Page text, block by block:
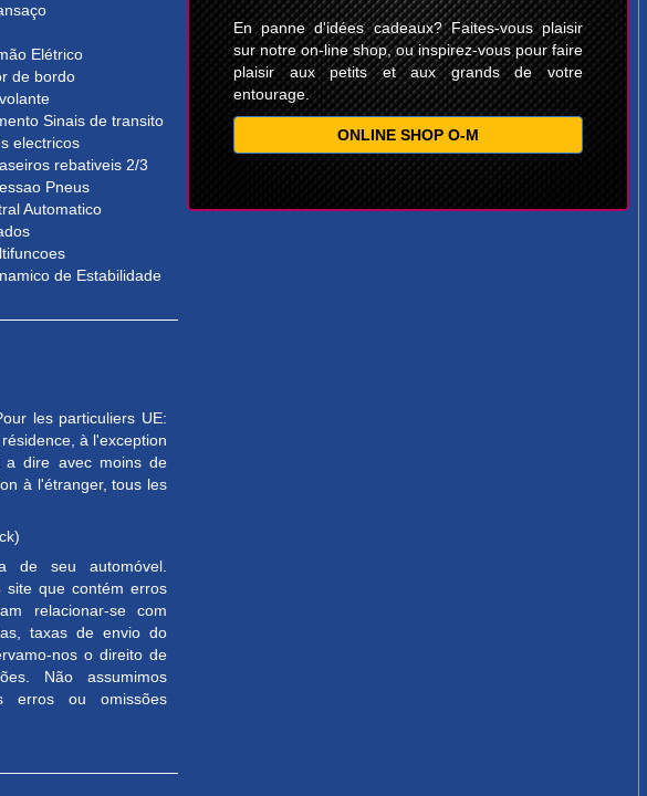
Elétrico
de bordo
Sinais de transito
electricos
rebativeis 2/3
Pneus
Automatico
de Estabilidade
les particuliers UE:
à l'exception
a dire avec moins de
à l'étranger, tous les
de seu automóvel.
site que contém erros
relacionar-se com
taxas de envio do
nos o direito de
Não assumimos
erros ou omissões
En panne d'idées cadeaux? Faites-vous plaisir
sur notre on-line shop, ou inspirez-vous pour faire
plaisir aux petits et aux grands de votre
entourage.
ONLINE SHOP O-M